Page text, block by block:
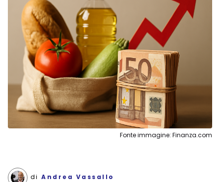
Fonte immagine: Finanza.com
di Andrea Vassallo